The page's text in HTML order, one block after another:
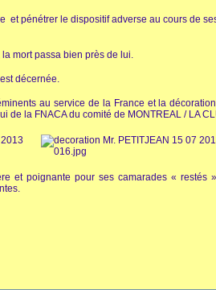
pénétrer le dispositif adverse au cours de
mort passa bien près de lui.
décernée.
au service de la France et la
de la FNACA du comité de MONTREAL / LA
et poignante pour ses camarades «